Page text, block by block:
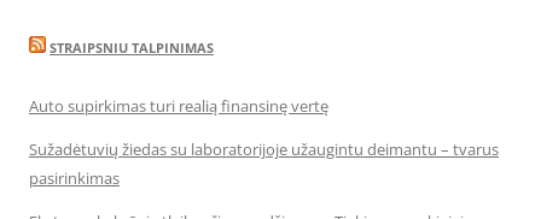
STRAIPSNIU TALPINIMAS
Auto supirkimas turi realią finansinę vertę
Sužadėtuvių žiedas su laboratorijoje užaugintu deimantu – tvarus
pasirinkimas